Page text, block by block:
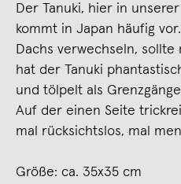
Der Tanuki, hier in
kommt in Japan häufig
Dachs verwechseln,
hat der Tanuki
und tölpelt als
Auf der einen Seite
mal rücksichtslos, mal
Größe: ca. 35x35 cm